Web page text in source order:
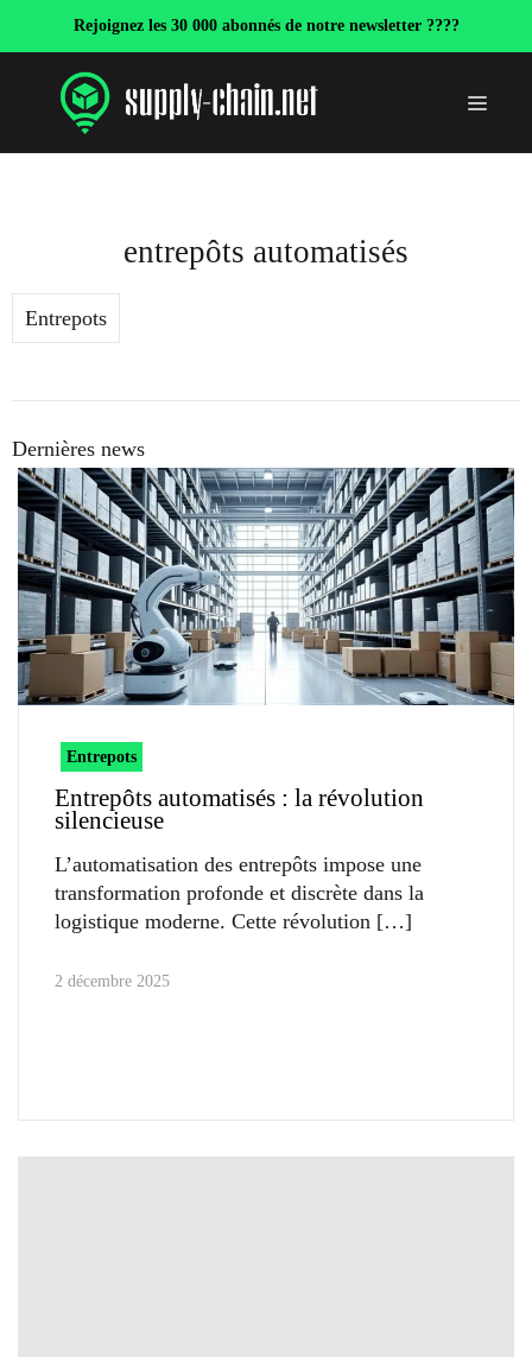
Rejoignez les 30 000 abonnés de notre newsletter ????
Menu
entrepôts automatisés
Entrepots
Dernières news
Entrepots
Entrepôts automatisés : la révolution
silencieuse
L’automatisation des entrepôts impose une
transformation profonde et discrète dans la
logistique moderne. Cette révolution
2 décembre 2025